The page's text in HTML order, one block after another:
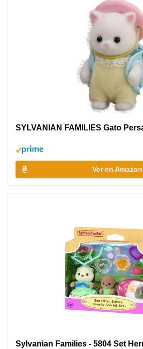
SYLVANIAN FAMILIES Gato
Ver en Amazon
Sylvanian Families - 5804 Set